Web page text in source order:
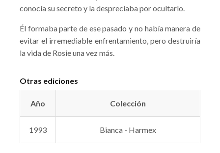
conocía su secreto y la despreciaba por ocultarlo.
Él formaba parte de ese pasado y no había manera de
evitar el irremediable enfrentamiento, pero destruiría
la vida de Rosie una vez más.
Otras ediciones
Año Colección
1993 Bianca - Harmex